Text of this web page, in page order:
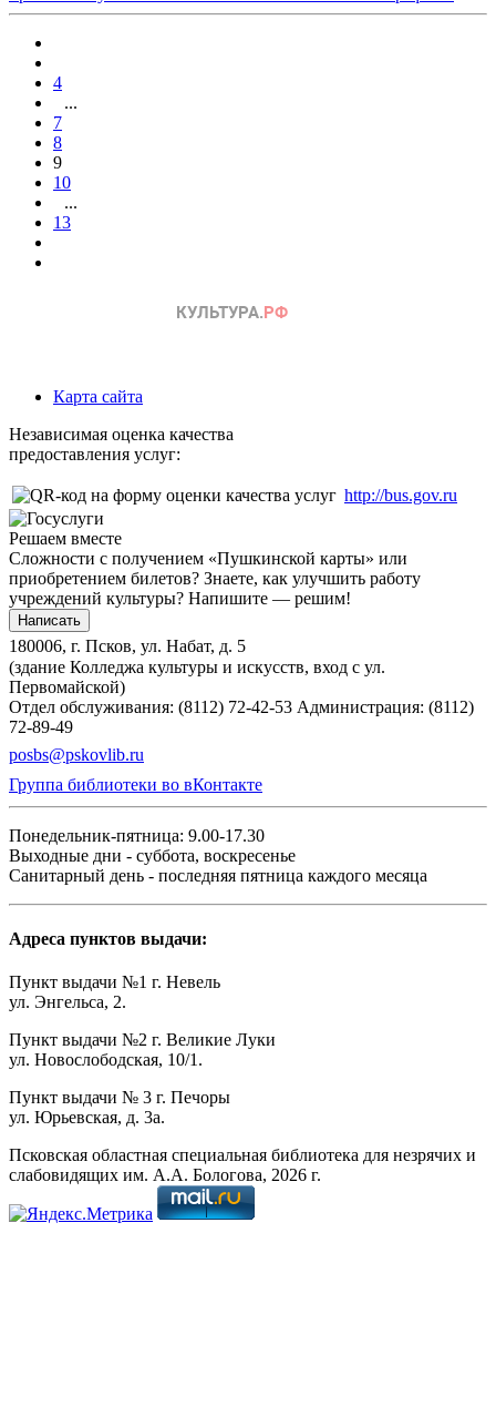
4
...
7
8
9
10
...
13
Карта сайта
Независимая оценка качества
предоставления услуг:
http://bus.gov.ru
Решаем вместе
Сложности с получением «Пушкинской карты» или
приобретением билетов? Знаете, как улучшить работу
учреждений культуры? Напишите — решим!
Написать
180006, г. Псков, ул. Набат, д. 5
(здание Колледжа культуры и искусств, вход с ул.
Первомайской)
Отдел обслуживания: (8112) 72-42-53 Администрация: (8112)
72-89-49
posbs@pskovlib.ru
Группа библиотеки во вКонтакте
Понедельник-пятница: 9.00-17.30
Выходные дни - суббота, воскресенье
Санитарный день - последняя пятница каждого месяца
Адреса пунктов выдачи:
Пункт выдачи №1 г. Невель
ул. Энгельса, 2.
Пункт выдачи №2 г. Великие Луки
ул. Новослободская, 10/1.
Пункт выдачи № 3 г. Печоры
ул. Юрьевская, д. 3а.
Псковская областная специальная библиотека для незрячих и
слабовидящих им. А.А. Бологова, 2026 г.